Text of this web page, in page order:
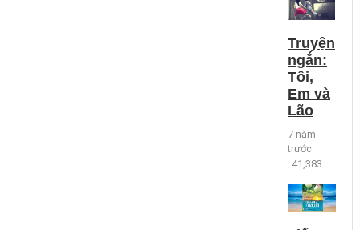
Truyện
ngắn:
Tôi,
Em và
Lão
7 năm
trước
41,383